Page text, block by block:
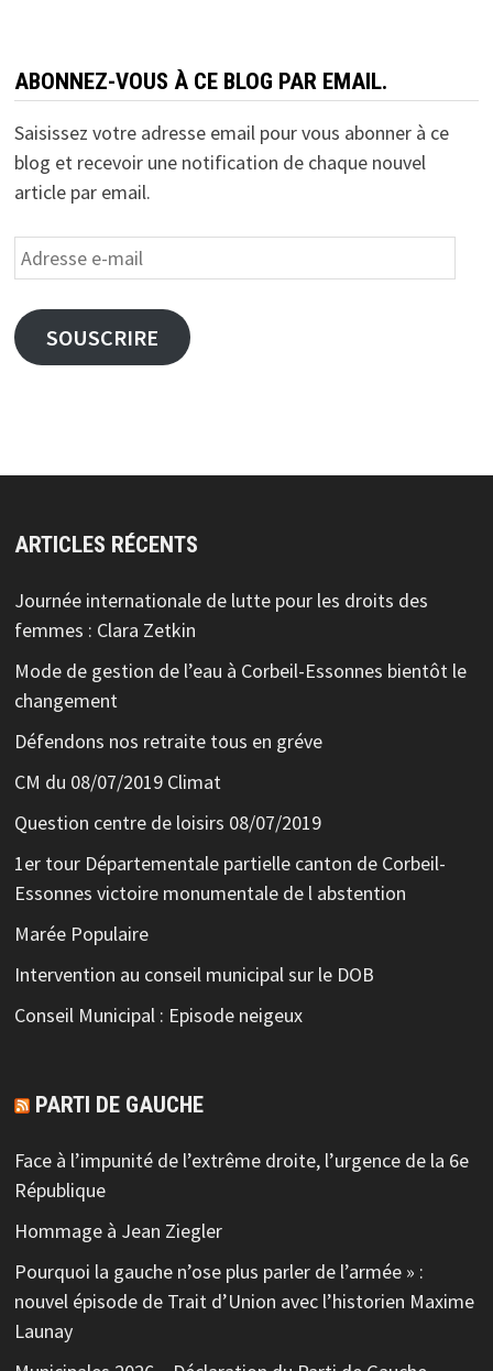
ABONNEZ-VOUS À CE BLOG PAR EMAIL.
Saisissez votre adresse email pour vous abonner à ce
blog et recevoir une notification de chaque nouvel
article par email.
Adresse
e-
mail
SOUSCRIRE
ARTICLES RÉCENTS
Journée internationale de lutte pour les droits des
femmes : Clara Zetkin
Mode de gestion de l’eau à Corbeil-Essonnes bientôt le
changement
Défendons nos retraite tous en gréve
CM du 08/07/2019 Climat
Question centre de loisirs 08/07/2019
1er tour Départementale partielle canton de Corbeil-
Essonnes victoire monumentale de l abstention
Marée Populaire
Intervention au conseil municipal sur le DOB
Conseil Municipal : Episode neigeux
PARTI DE GAUCHE
Face à l’impunité de l’extrême droite, l’urgence de la 6e
République
Hommage à Jean Ziegler
Pourquoi la gauche n’ose plus parler de l’armée » :
nouvel épisode de Trait d’Union avec l’historien Maxime
Launay